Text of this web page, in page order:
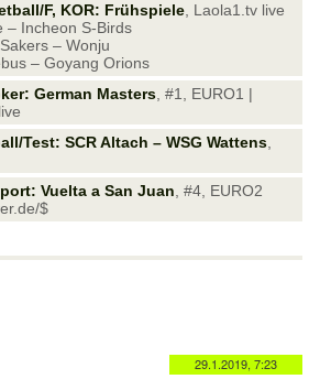
F, KOR: Frühspiele , Laola1.tv live
– Incheon S-Birds
– Wonju
– Goyang Orions
German Masters , #1, EURO1 |
Test: SCR Altach – WSG Wattens
Vuelta a San Juan , #4, EURO2
$
29.1.2019, 7:23